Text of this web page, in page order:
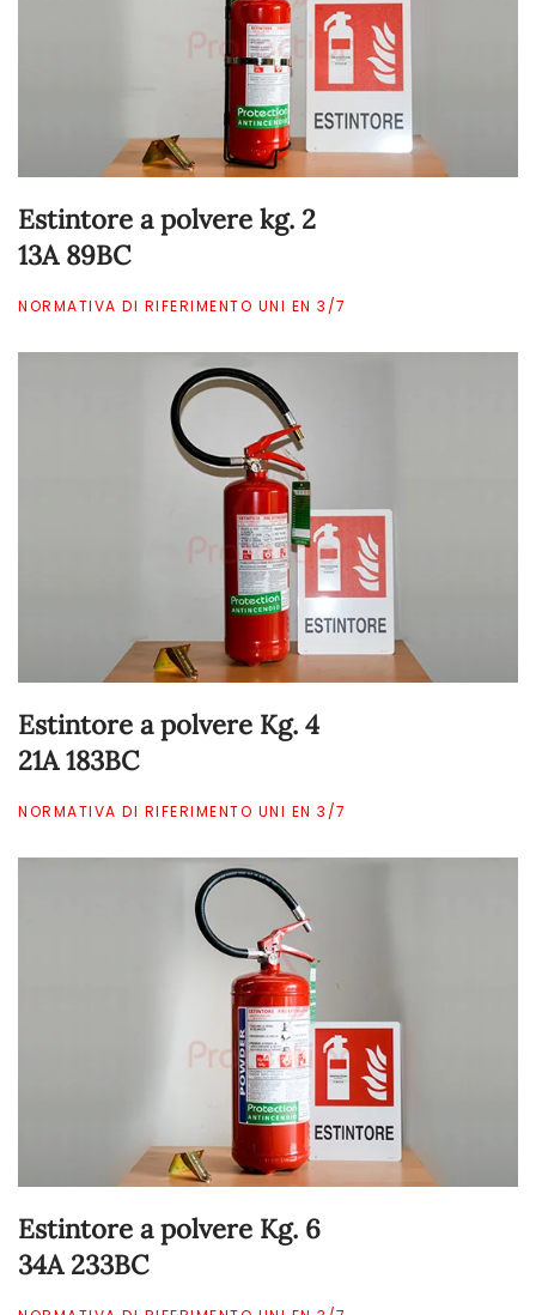
Estintore a polvere kg. 2
13A 89BC
NORMATIVA DI RIFERIMENTO UNI EN 3/7
Estintore a polvere Kg. 4
21A 183BC
NORMATIVA DI RIFERIMENTO UNI EN 3/7
Estintore a polvere Kg. 6
34A 233BC